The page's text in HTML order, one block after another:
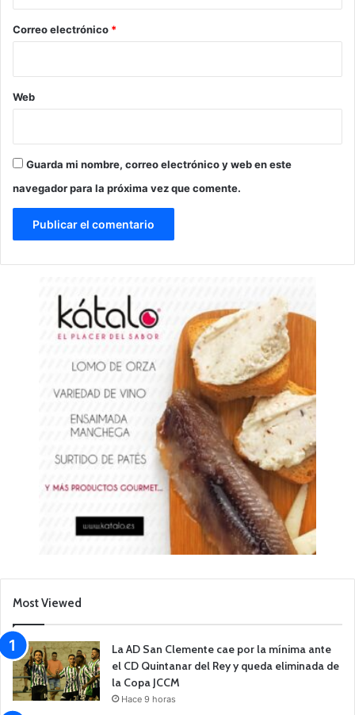
*
Correo electrónico *
Web
Guarda mi nombre, correo electrónico y web en este
navegador para la próxima vez que comente.
Most Viewed
La AD San Clemente cae por la mínima ante
el CD Quintanar del Rey y queda eliminada de
la Copa JCCM
Hace 9 horas